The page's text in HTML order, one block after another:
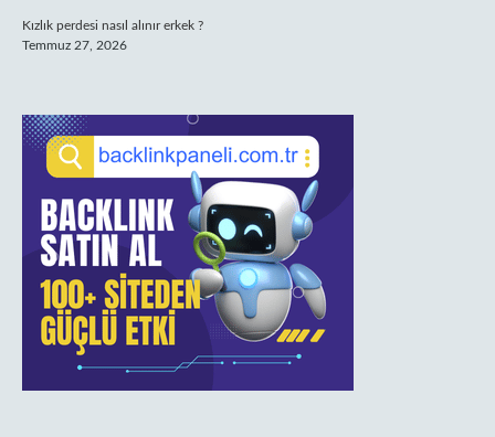
Kızlık perdesi nasıl alınır erkek ?
Temmuz 27, 2026